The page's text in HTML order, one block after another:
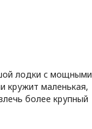
лодки с мощными
кружит маленькая,
более крупный